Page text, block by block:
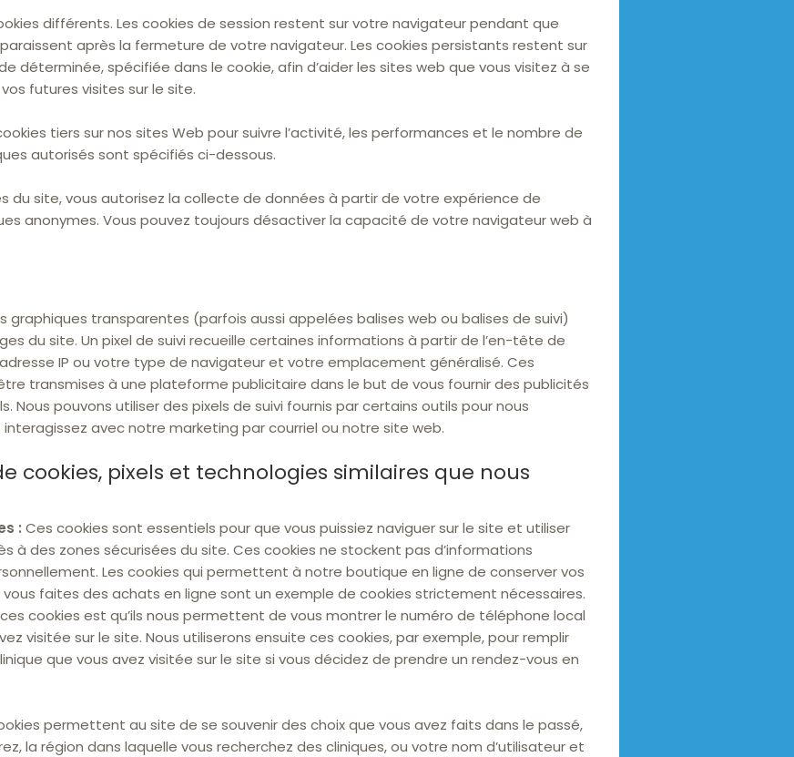
différents. Les cookies de session restent sur votre navigateur pendant que
après la fermeture de votre navigateur. Les cookies persistants restent sur
déterminée, spécifiée dans le cookie, afin d’aider les sites web que vous visitez à se
futures visites sur le site.
tiers sur nos sites Web pour suivre l’activité, les performances et le nombre de
autorisés sont spécifiés ci-dessous.
du site, vous autorisez la collecte de données à partir de votre expérience de
anonymes. Vous pouvez toujours désactiver la capacité de votre navigateur web à
graphiques transparentes (parfois aussi appelées balises web ou balises de suivi)
du site. Un pixel de suivi recueille certaines informations à partir de l’en-tête de
IP ou votre type de navigateur et votre emplacement généralisé. Ces
transmises à une plateforme publicitaire dans le but de vous fournir des publicités
Nous pouvons utiliser des pixels de suivi fournis par certains outils pour nous
avec notre marketing par courriel ou notre site web.
cookies, pixels et technologies similaires que nous
: Ces cookies sont essentiels pour que vous puissiez naviguer sur le site et utiliser
à des zones sécurisées du site. Ces cookies ne stockent pas d’informations
Les cookies qui permettent à notre boutique en ligne de conserver vos
faites des achats en ligne sont un exemple de cookies strictement nécessaires.
cookies est qu’ils nous permettent de vous montrer le numéro de téléphone local
visitée sur le site. Nous utiliserons ensuite ces cookies, par exemple, pour remplir
que vous avez visitée sur le site si vous décidez de prendre un rendez-vous en
permettent au site de se souvenir des choix que vous avez faits dans le passé,
la région dans laquelle vous recherchez des cliniques, ou votre nom d’utilisateur et